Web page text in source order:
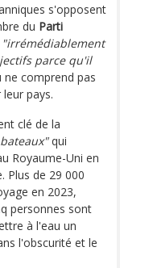
s'opposent
du Parti
"irrémédiablement
parce qu'il
comprend pas
pays.
clé de la
qui
Royaume-Uni en
Plus de 29 000
en 2023,
personnes sont
à l'eau un
l'obscurité et le